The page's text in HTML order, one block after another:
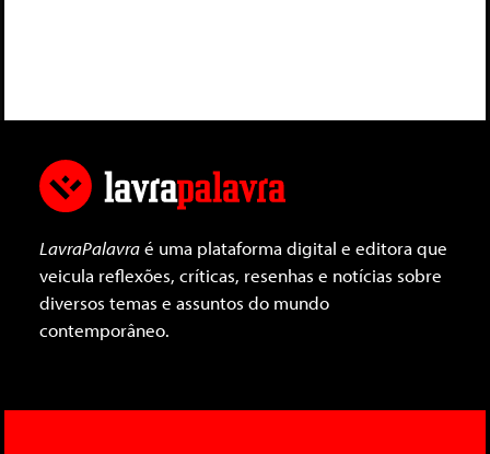
LavraPalavraé uma plataforma digital e editora que
veicula reflexões, críticas, resenhas e notícias sobre
diversos temas e assuntos do mundo
contemporâneo.